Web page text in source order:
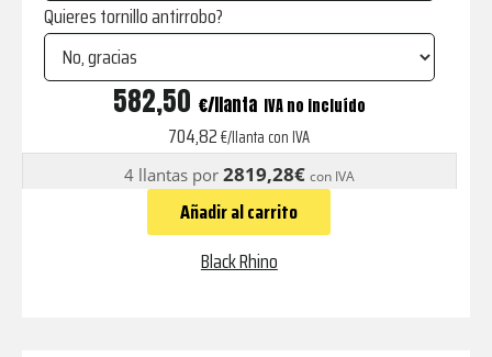
Quieres tornillo antirrobo?
GLOSS
SILVER
582,50 € IVA no incluído
704,82€/llanta con IVA
4 llantas por 2819,28€ con IVA
Añadir al carrito
Black Rhino